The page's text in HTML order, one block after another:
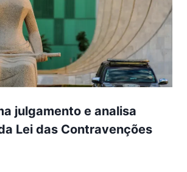
julgamento e analisa
Lei das Contravenções